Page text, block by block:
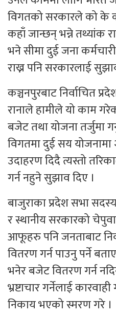
विगतको सरकारले को के
कहाँ जान्छन् भन्ने तथ्यांक
भने सीमा दुई जना
राख्न पनि सरकारलाई
कञ्चनपुरबाट निर्वाचित
रानाले हामीले यो काम
बजेट तथा योजना तर्जुमा
विगतमा दुई सय
उदाहरण दिदै त्यस्तो
गर्न नहुने सुझाव दिए ।
बाजुराका प्रदेश सभा
र स्थानीय सरकारको
आफूहरु पनि जनताबाट
वितरण गर्न पाउनु पर्ने
भनेर बजेट वितरण गर्न
भ्रष्टाचार गर्नेलाई
निकाय भएको स्मरण गरे ।